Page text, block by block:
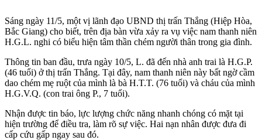
Sáng ngày 11/5, một vị lãnh đạo UBND thị trấn Thắng (Hiệp Hòa,
Bắc Giang) cho biết, trên địa bàn vừa xảy ra vụ việc nam thanh niên
H.G.L. nghi có biểu hiện tâm thần chém người thân trong gia đình.
Thông tin ban đầu, trưa ngày 10/5, L. đã đến nhà anh trai là H.G.P.
(46 tuổi) ở thị trấn Thắng. Tại đây, nam thanh niên này bất ngờ cầm
dao chém mẹ ruột của mình là bà H.T.T. (76 tuổi) và cháu của mình
H.G.V.Q. (con trai ông P., 7 tuổi).
Nhận được tin báo, lực lượng chức năng nhanh chóng có mặt tại
hiện trường để điều tra, làm rõ sự việc. Hai nạn nhân được đưa đi
cấp cứu gấp ngay sau đó.